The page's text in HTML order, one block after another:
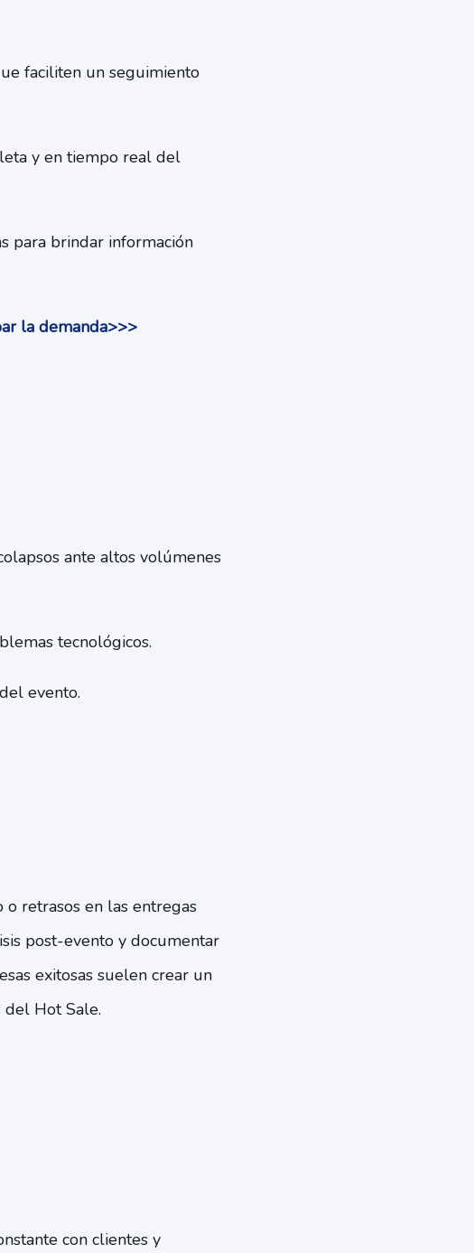
faciliten un seguimiento
y en tiempo real del
para brindar información
la demanda>>>
ante altos volúmenes
tecnológicos.
evento.
retrasos en las entregas
post-evento y documentar
exitosas suelen crear un
del Hot Sale.
con clientes y